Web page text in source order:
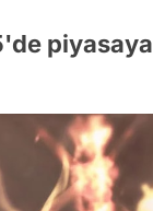
piyasaya